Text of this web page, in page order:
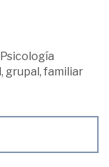
Psicología
grupal, familiar